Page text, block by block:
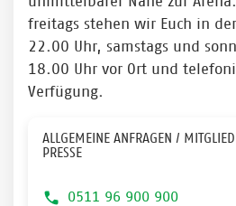
freitags stehen wir Euch in
22.00 Uhr, samstags und
18.00 Uhr vor Ort und
Verfügung.
ALLGEMEINE ANFRAGEN /
PRESSE
0511 96 900 900